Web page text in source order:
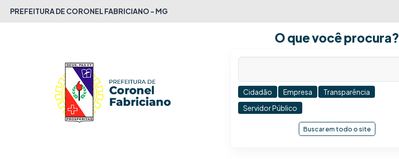
PREFEITURA DE CORONEL FABRICIANO - MG
O que você procura?
Cidadão Empresa
Transparência
Servidor Público
Buscar em todo o site